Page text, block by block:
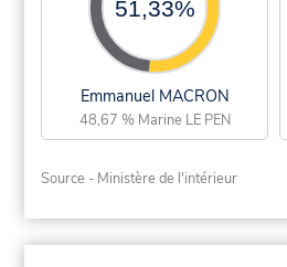
51,33%
Emmanuel MACRON
48,67 % Marine LE PEN
Source - Ministère de l'intérieur